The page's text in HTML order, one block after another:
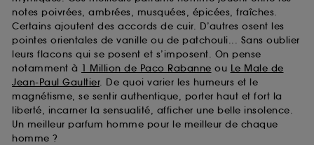
notes poivrées, ambrées, musquées, épicées, fraîches.
Certains ajoutent des accords de cuir. D’autres osent les
pointes orientales de vanille ou de patchouli... Sans oublier
leurs flacons qui se posent et s’imposent. On pense
notamment à 1 Million de Paco Rabanne ou Le Male de
Jean-Paul Gaultier. De quoi varier les humeurs et le
magnétisme, se sentir authentique, porter haut et fort la
liberté, incarner la sensualité, afficher une belle insolence.
Un meilleur parfum homme pour le meilleur de chaque
homme ?